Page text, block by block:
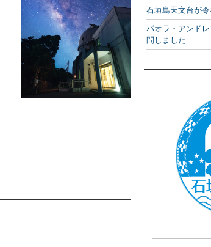
石垣島天文台が
パオラ・アンド
問しました